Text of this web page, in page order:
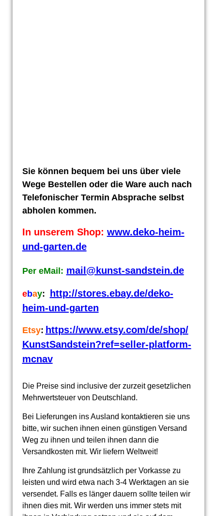
Sie können bequem bei uns über viele
Wege Bestellen oder die Ware auch nach
Telefonischer Termin Absprache selbst
abholen kommen.
In unserem Shop: www.deko-heim-
und-garten.de
Per eMail: mail@kunst-sandstein.de
ebay:
http://stores.ebay.de/deko-
heim-und-garten
Etsy: https://www.etsy.com/de/shop/
KunstSandstein?ref=seller-platform-
mcnav
Die Preise sind inclusive der zurzeit gesetzlichen
Mehrwertsteuer von Deutschland.
Bei Lieferungen ins Ausland kontaktieren sie uns
bitte, wir suchen ihnen einen günstigen Versand
Weg zu ihnen und teilen ihnen dann die
Versandkosten mit. Wir liefern Weltweit!
Ihre Zahlung ist grundsätzlich per Vorkasse zu
leisten und wird etwa nach 3-4 Werktagen an sie
versendet. Falls es länger dauern sollte teilen wir
ihnen dies mit. Wir werden uns immer stets mit